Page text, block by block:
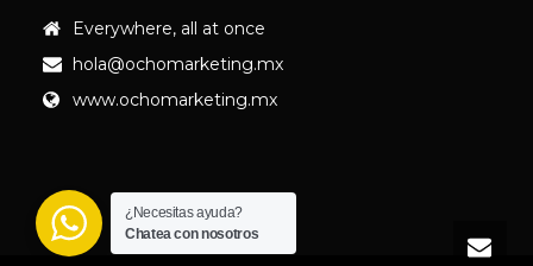
Everywhere, all at once
hola@ochomarketing.mx
www.ochomarketing.mx
¿Necesitas ayuda?
Chatea con nosotros